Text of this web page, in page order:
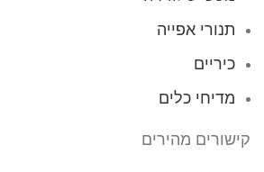
תנורי אפייה
כיריים
מדיחי כלים
קישורים מהירים